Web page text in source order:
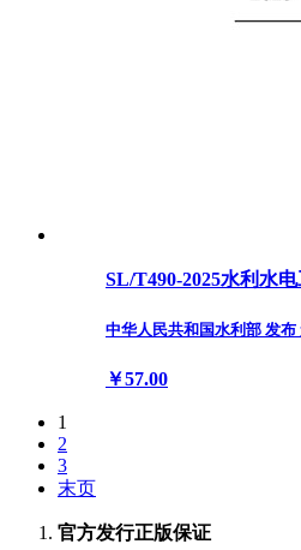
SL/T490-2025水利水
中华人民共和国水利部 发布
￥57.00
1
2
3
末页
官方发行正版保证